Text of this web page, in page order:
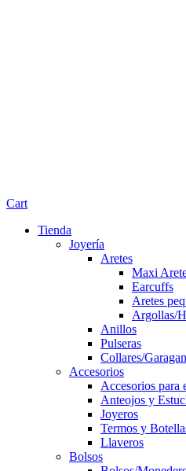
Cart
Tienda
Joyería
Aretes
Maxi
Earcuffs
Aretes
Argollas/
Anillos
Pulseras
Collares/
Accesorios
Accesorios para
Anteojos y
Joyeros
Termos y
Llaveros
Bolsos